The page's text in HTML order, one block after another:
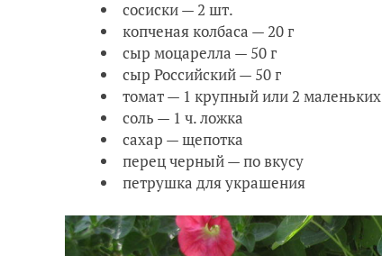
сосиски — 2 шт.
копченая колбаса — 20 г
сыр моцарелла — 50 г
сыр Российский — 50 г
томат — 1 крупный или 2 маленьких
соль — 1 ч. ложка
сахар — щепотка
перец черный — по вкусу
петрушка для украшения